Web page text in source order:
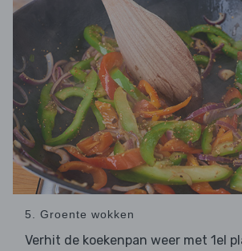
5. Groente wokken
Verhit de koekenpan weer met 1el